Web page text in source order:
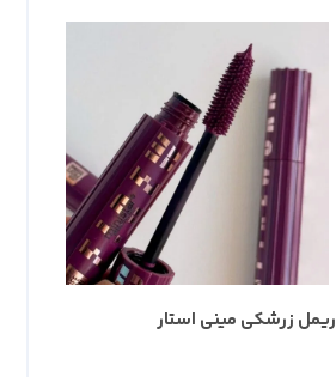
ریمل زرشکی مینی استار